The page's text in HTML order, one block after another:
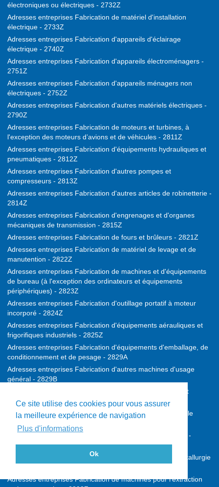
Ce site utilise des cookies pour vous assurer
la meilleure expérience de navigation
Plus d'informations
Ok
électroniques ou électriques - 2732Z
Adresses entreprises Fabrication de matériel d'installation
électrique - 2733Z
Adresses entreprises Fabrication d'appareils d'éclairage
électrique - 2740Z
Adresses entreprises Fabrication d'appareils électroménagers -
2751Z
Adresses entreprises Fabrication d'appareils ménagers non
électriques - 2752Z
Adresses entreprises Fabrication d'autres matériels électriques -
2790Z
Adresses entreprises Fabrication de moteurs et turbines, à
l'exception des moteurs d’avions et de véhicules - 2811Z
Adresses entreprises Fabrication d'équipements hydrauliques et
pneumatiques - 2812Z
Adresses entreprises Fabrication d'autres pompes et
compresseurs - 2813Z
Adresses entreprises Fabrication d'autres articles de robinetterie -
2814Z
Adresses entreprises Fabrication d'engrenages et d'organes
mécaniques de transmission - 2815Z
Adresses entreprises Fabrication de fours et brûleurs - 2821Z
Adresses entreprises Fabrication de matériel de levage et de
manutention - 2822Z
Adresses entreprises Fabrication de machines et d'équipements
de bureau (à l'exception des ordinateurs et équipements
périphériques) - 2823Z
Adresses entreprises Fabrication d'outillage portatif à moteur
incorporé - 2824Z
Adresses entreprises Fabrication d'équipements aérauliques et
frigorifiques industriels - 2825Z
Adresses entreprises Fabrication d'équipements d'emballage, de
conditionnement et de pesage - 2829A
Adresses entreprises Fabrication d'autres machines d'usage
général - 2829B
Adresses entreprises Fabrication de machines agricoles et
forestières - 2830Z
Adresses entreprises Fabrication de machines-outils pour le
Adresses entreprises Fabrication d'autres machines-outils -
2849Z
Adresses entreprises Fabrication de machines pour la métallurgie
Adresses entreprises Fabrication de machines pour l'extraction